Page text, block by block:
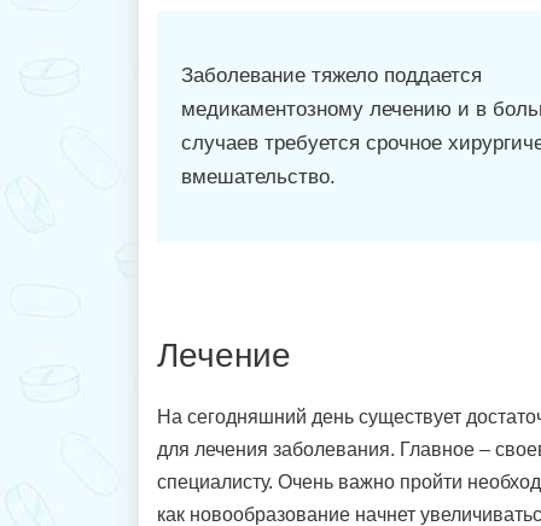
Заболевание тяжело поддается
медикаментозному лечению и в
случаев требуется срочное
вмешательство.
Лечение
На сегодняшний день существует
для лечения заболевания. Главное –
специалисту. Очень важно пройти
как новообразование начнет